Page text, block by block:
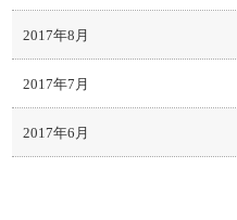
2017年8月
2017年7月
2017年6月